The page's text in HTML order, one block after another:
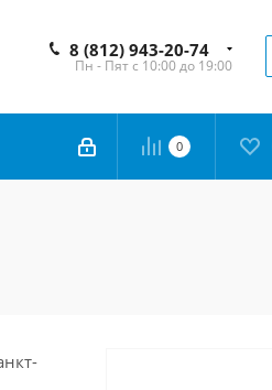
8 (812) 943-20-74
Пн - Пят с 10:00 до 19:00
0